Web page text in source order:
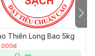
Thiên Long Bao 5kg